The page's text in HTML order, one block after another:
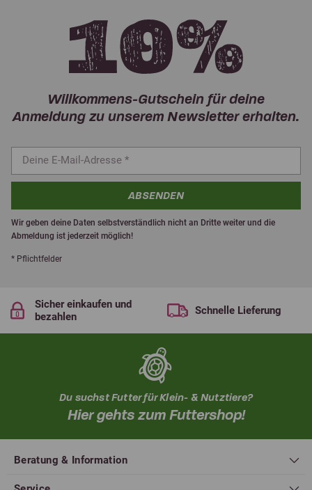
Willkommens-Gutschein für deine
Anmeldung zu unserem Newsletter erhalten.
ABSENDEN
Wir geben deine Daten selbstverständlich nicht an Dritte weiter und die
Abmeldung ist jederzeit möglich!
* Pflichtfelder
Sicher einkaufen und
bezahlen
Schnelle Lieferung
Du suchst Futter für Klein- & Nutztiere?
Hier gehts zum Futtershop!
Beratung & Information